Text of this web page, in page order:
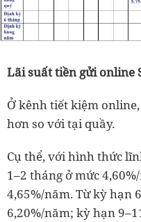
Lãi suất tiền gửi online
Ở kênh tiết kiệm
hơn so với tại quầy.
Cụ thể, với hình thức
1–2 tháng ở mức
4,65%/năm. Từ kỳ hạn
6,20%/năm; kỳ hạn